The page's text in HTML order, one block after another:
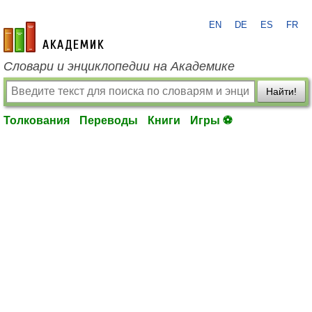
academic.ru
EN DE ES FR
Словари и энциклопедии на Академике
Найти!
Толкования Переводы Книги Игры ⚽